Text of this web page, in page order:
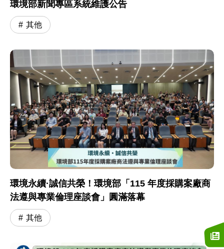
環境部新聞專區系統維護公告
其他
環境永續·誠信共榮！環境部「115 年度採購案廠商
法遵與專業倫理座談會」圓滿落幕
其他